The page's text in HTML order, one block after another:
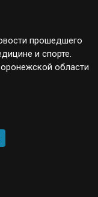
прошедшего
и спорте.
области